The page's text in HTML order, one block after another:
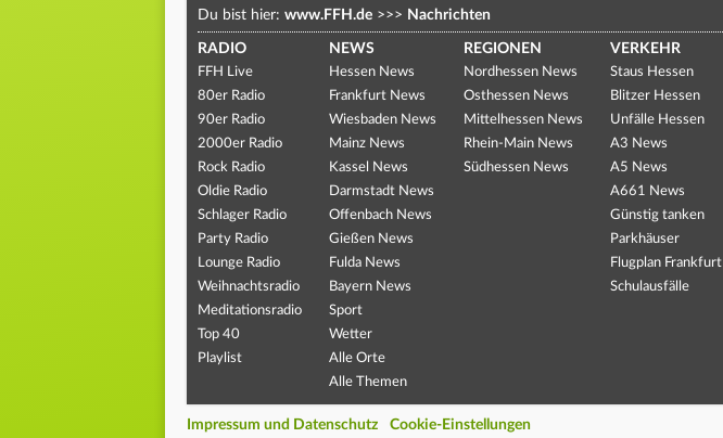
Du bist hier: www.FFH.de >>> Nachrichten
RADIO
FFH Live
80er Radio
90er Radio
2000er Radio
Rock Radio
Oldie Radio
Schlager Radio
Party Radio
Lounge Radio
Weihnachtsradio
Meditationsradio
Top 40
Playlist
NEWS
Hessen News
Frankfurt News
Wiesbaden News
Mainz News
Kassel News
Darmstadt News
Offenbach News
Gießen News
Fulda News
Bayern News
Sport
Wetter
Alle Orte
Alle Themen
REGIONEN
Nordhessen News
Osthessen News
Mittelhessen News
Rhein-Main News
Südhessen News
VERKEHR
Staus Hessen
Blitzer Hessen
Unfälle Hessen
A3 News
A5 News
A661 News
Günstig tanken
Parkhäuser
Flugplan Frankfurt
Schulausfälle
Impressum und Datenschutz Cookie-Einstellungen